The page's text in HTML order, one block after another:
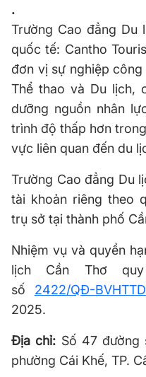
.
Trường Cao đẳng Du
quốc tế: Cantho
đơn vị sự nghiệp
Thể thao và Du lịch,
dưỡng nguồn nhân
trình độ thấp hơn
vực liên quan đến du
Trường Cao đẳng Du
tài khoản riêng theo
trụ sở tại thành phố
Nhiệm vụ và quyền
lịch Cần Thơ
số 2422/QĐ-
2025.
Địa chỉ: Số 47 đường
phường Cái Khế, TP.